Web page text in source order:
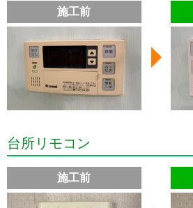
施工前
台所リモコン
施工前